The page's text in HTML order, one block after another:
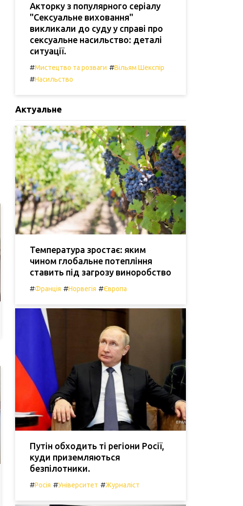
Акторку з популярного серіалу
"Сексуальне виховання"
викликали до суду у справі про
сексуальне насильство: деталі
ситуації.
#Мистецтво та розваги #Вільям Шекспір
#Насильство
Актуальне
Температура зростає: яким
чином глобальне потепління
ставить під загрозу виноробство
#Франція #Норвегія #Європа
Путін обходить ті регіони Росії,
куди приземляються
безпілотники.
#Росія #Університет #Журналіст